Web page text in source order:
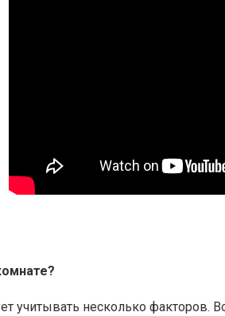
учитывать несколько факторов.